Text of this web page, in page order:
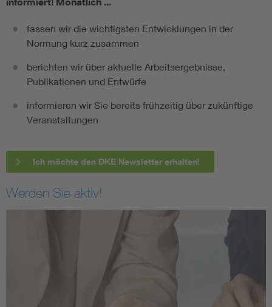
fassen wir die wichtigsten Entwicklungen in der
Normung kurz zusammen
berichten wir über aktuelle Arbeitsergebnisse,
Publikationen und Entwürfe
informieren wir Sie bereits frühzeitig über zukünftige
Veranstaltungen
Ich möchte den DKE Newsletter erhalten!
Werden Sie aktiv!